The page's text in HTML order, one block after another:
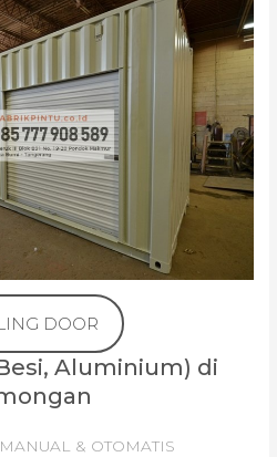
DOOR
Aluminium) di
& OTOMATIS